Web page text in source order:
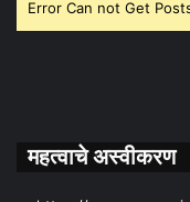
Error Can not Get
महत्वाचे अस्वीकरण